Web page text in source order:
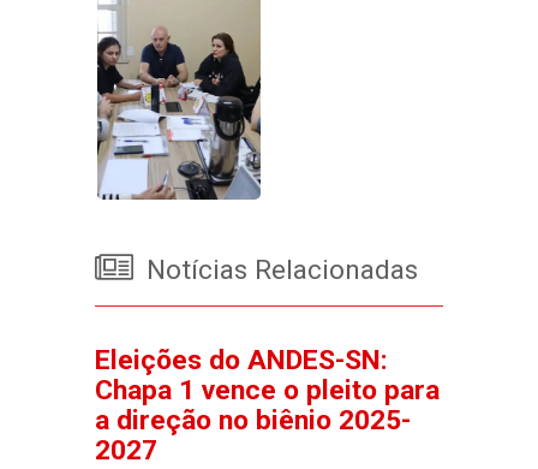
Notícias Relacionadas
Eleições do ANDES-SN:
Chapa 1 vence o pleito para
a direção no biênio 2025-
2027